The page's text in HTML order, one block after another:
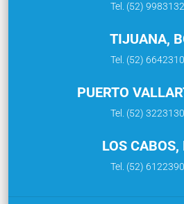
Tel. (52)
TIJUANA,
Tel. (52)
PUERTO
Tel. (52)
LOS CABOS,
Tel. (52)